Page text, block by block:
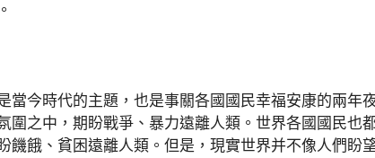
當今時代的主題，也是事關各國國民幸福安康的兩年
圍之中，期盼戰爭、暴力遠離人類。世界各國國民也
饑餓、貧困遠離人類。但是，現實世界并不像人們盼